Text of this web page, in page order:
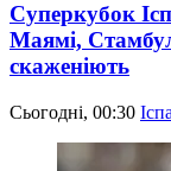
Суперкубок
Маямі,
скаженіють
Сьогодні, 00:30